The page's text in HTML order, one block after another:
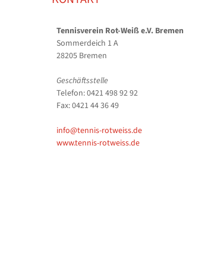
Tennisverein Rot-Weiß e.V. Bremen
Sommerdeich 1 A
28205 Bremen
Geschäftsstelle
Telefon: 0421 498 92 92
Fax: 0421 44 36 49
info@tennis-rotweiss.de
www.tennis-rotweiss.de